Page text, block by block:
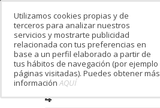
Estás en:
4
Utilizamos cookies propias y de
terceros para analizar nuestros
servicios y mostrarte publicidad
relacionada con tus preferencias en
base a un perfil elaborado a partir de
tus hábitos de navegación (por ejemplo
páginas visitadas). Puedes obtener más
información AQUÍ